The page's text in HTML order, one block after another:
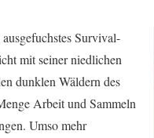
Survival-
mit seiner niedlichen
dunklen Wäldern des
Arbeit und Sammeln
Umso mehr